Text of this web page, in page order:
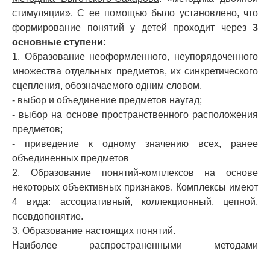
стимуляции». С ее помощью было установлено, что
формирование понятий у детей проходит через 3
основные ступени:
1. Образование неоформленного, неупорядоченного
множества отдельных предметов, их синкретического
сцепления, обозначаемого одним словом.
- выбор и объединение предметов наугад;
- выбор на основе пространственного расположения
предметов;
- приведение к одному значению всех, ранее
объединенных предметов
2. Образование понятий-комплексов на основе
некоторых объективных признаков. Комплексы имеют
4 вида: ассоциативный, коллекционный, цепной,
псевдопонятие.
3. Образование настоящих понятий.
Наиболее распространенными методами